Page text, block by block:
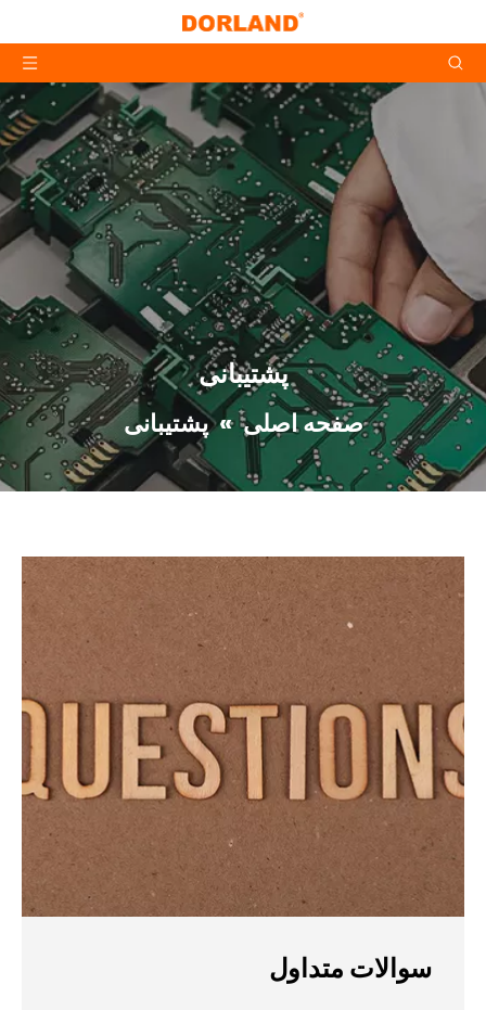
پشتیبانی
صفحه اصلی »پشتیبانی
سوالات متداول